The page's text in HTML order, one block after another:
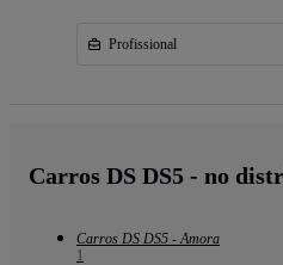
Profissional
Carros DS DS5 - no
Carros DS DS5 - Amora
1